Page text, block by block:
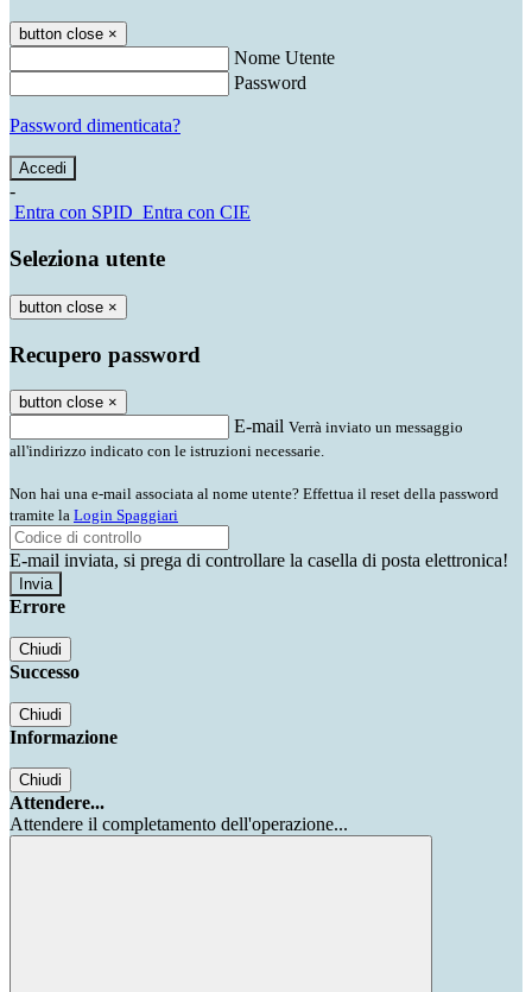
button close ×
Nome Utente
Password
Password dimenticata?
-
Entra con SPID Entra con CIE
Seleziona utente
button close ×
Recupero password
button close ×
E-mail Verrà inviato un messaggio
all'indirizzo indicato con le istruzioni necessarie.
Non hai una e-mail associata al nome utente? Effettua il reset della password
tramite la Login Spaggiari
E-mail inviata, si prega di controllare la casella di posta elettronica!
Errore
Chiudi
Successo
Chiudi
Informazione
Chiudi
Attendere...
Attendere il completamento dell'operazione...